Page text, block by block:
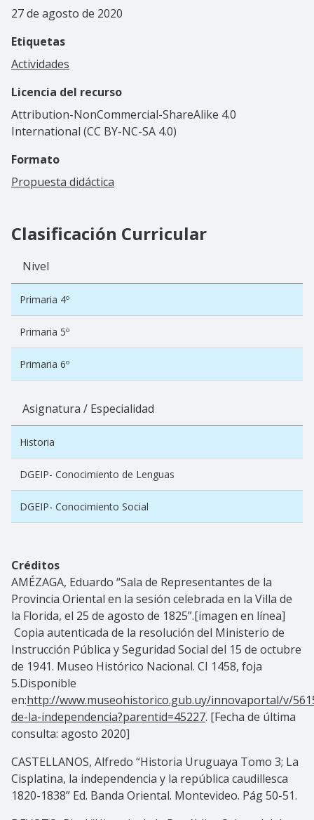
27 de agosto de 2020
Etiquetas
Actividades
Licencia del recurso
Attribution-NonCommercial-ShareAlike 4.0
International (CC BY-NC-SA 4.0)
Formato
Propuesta didáctica
Clasificación Curricular
Nivel
Primaria 4º
Primaria 5º
Primaria 6º
Asignatura / Especialidad
Historia
DGEIP- Conocimiento de Lenguas
DGEIP- Conocimiento Social
Créditos
AMÉZAGA, Eduardo “Sala de Representantes de la
Provincia Oriental en la sesión celebrada en la Villa de
la Florida, el 25 de agosto de 1825”.[imagen en línea]
Copia autenticada de la resolución del Ministerio de
Instrucción Pública y Seguridad Social del 15 de octubre
de 1941. Museo Histórico Nacional. CI 1458, foja
5.Disponible
en:http://www.museohistorico.gub.uy/innovaportal/v/
de-la-independencia?parentid=45227. [Fecha de última
consulta: agosto 2020]
CASTELLANOS, Alfredo “Historia Uruguaya Tomo 3; La
Cisplatina, la independencia y la república caudillesca
1820-1838” Ed. Banda Oriental. Montevideo. Pág 50-51.